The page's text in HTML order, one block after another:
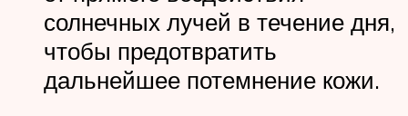
солнечных лучей в течение дня,
чтобы предотвратить
дальнейшее потемнение кожи.